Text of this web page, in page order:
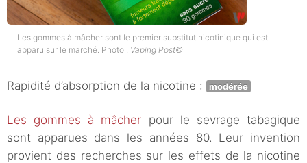
Les gommes à mâcher sont le premier substitut nicotinique qui est
apparu sur le marché. Photo : Vaping Post©
Rapidité d’absorption de la nicotine : modérée
Les gommes à mâcher pour le sevrage tabagique
sont apparues dans les années 80. Leur invention
provient des recherches sur les effets de la nicotine